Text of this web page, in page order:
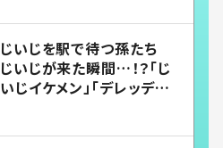
じいじを駅で待つ孫たち
じいじが来た瞬間…！？「じ
いじイケメン」「デレッデレ」